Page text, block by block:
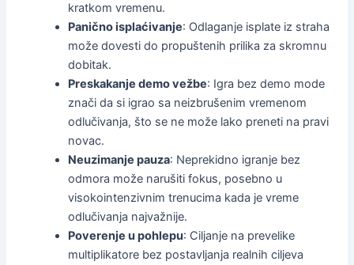
kratkom vremenu.
Panično isplaćivanje: Odlaganje isplate iz straha
može dovesti do propuštenih prilika za skromnu
dobitak.
Preskakanje demo vežbe: Igra bez demo mode
znači da si igrao sa neizbrušenim vremenom
odlučivanja, što se ne može lako preneti na pravi
novac.
Neuzimanje pauza: Neprekidno igranje bez
odmora može narušiti fokus, posebno u
visokointenzivnim trenucima kada je vreme
odlučivanja najvažnije.
Poverenje u pohlepu: Ciljanje na prevelike
multiplikatore bez postavljanja realnih ciljeva